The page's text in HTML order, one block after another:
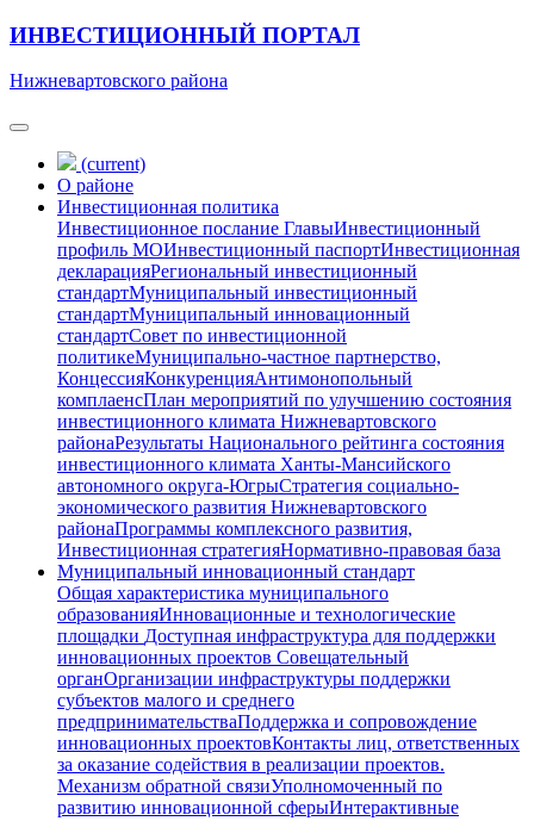
ИНВЕСТИЦИОННЫЙ ПОРТАЛ
Нижневартовского района
(current)
О районе
Инвестиционная политика
Инвестиционное послание ГлавыИнвестиционный
профиль МОИнвестиционный паспортИнвестиционная
декларацияРегиональный инвестиционный
стандартМуниципальный инвестиционный
стандартМуниципальный инновационный
стандартСовет по инвестиционной
политикеМуниципально-частное партнерство,
КонцессияКонкуренцияАнтимонопольный
комплаенсПлан мероприятий по улучшению состояния
инвестиционного климата Нижневартовского
районаРезультаты Национального рейтинга состояния
инвестиционного климата Ханты-Мансийского
автономного округа-ЮгрыСтратегия социально-
экономического развития Нижневартовского
районаПрограммы комплексного развития,
Инвестиционная стратегияНормативно-правовая база
Муниципальный инновационный стандарт
Общая характеристика муниципального
образованияИнновационные и технологические
площадки Доступная инфраструктура для поддержки
инновационных проектов Совещательный
органОрганизации инфраструктуры поддержки
субъектов малого и среднего
предпринимательстваПоддержка и сопровождение
инновационных проектовКонтакты лиц, ответственных
за оказание содействия в реализации проектов.
Механизм обратной связиУполномоченный по
развитию инновационной сферыИнтерактивные